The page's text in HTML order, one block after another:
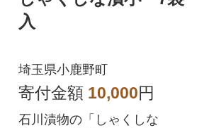
入
埼玉県小鹿野町
寄付金額 10,000円
石川漬物の「しゃくしな